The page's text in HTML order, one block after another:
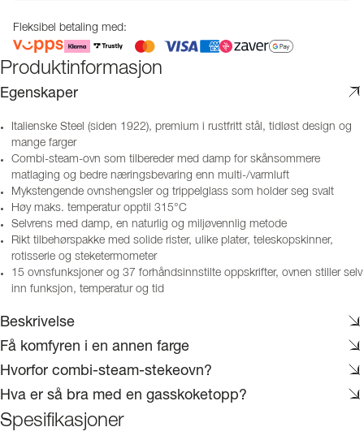
Fleksibel betaling med:
Produktinformasjon
Egenskaper
Italienske Steel (siden 1922), premium i rustfritt stål, tidløst design og
mange farger
Combi-steam-ovn som tilbereder med damp for skånsommere
matlaging og bedre næringsbevaring enn multi-/varmluft
Mykstengende ovnshengsler og trippelglass som holder seg svalt
Høy maks. temperatur opptil 315°C
Selvrens med damp, en naturlig og miljøvennlig metode
Rikt tilbehørspakke med solide rister, ulike plater, teleskopskinner,
rotisserie og steketermometer
15 ovnsfunksjoner og 37 forhåndsinnstilte oppskrifter, ovnen stiller selv
inn funksjon, temperatur og tid
Beskrivelse
Få komfyren i en annen farge
Hvorfor combi-steam-stekeovn?
Hva er så bra med en gasskoketopp?
Spesifikasjoner